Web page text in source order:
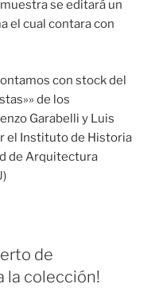
se editará un
el cual contara con
con stock del
de los
Garabelli y Luis
el Instituto de Historia
de Arquitectura
de
la colección!